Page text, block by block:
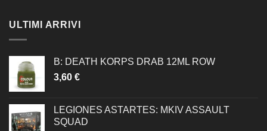
ULTIMI ARRIVI
B: DEATH KORPS DRAB 12ML ROW
3,60 €
LEGIONES ASTARTES: MKIV ASSAULT
SQUAD